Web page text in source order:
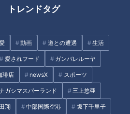
トレンドタグ
動画 道との遭遇 生活
愛されフード ガンバレルーヤ
琲店 newsX スポーツ
ガシマスパーランド 三上悠亜
翔 中部国際空港 坂下千里子
るほどドクター
こよりも詳しい天気情報などなど、東
しい報道・情報番組。毎週月～金曜 午
午後4:50～5:50放送）。